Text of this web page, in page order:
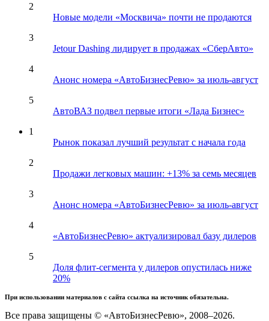
2
Новые модели «Москвича» почти не продаются
3
Jetour Dashing лидирует в продажах «СберАвто»
4
Анонс номера «АвтоБизнесРевю» за июль-август
5
АвтоВАЗ подвел первые итоги «Лада Бизнес»
1
Рынок показал лучший результат с начала года
2
Продажи легковых машин: +13% за семь месяцев
3
Анонс номера «АвтоБизнесРевю» за июль-август
4
«АвтоБизнесРевю» актуализировал базу дилеров
5
Доля флит-сегмента у дилеров опустилась ниже
20%
При использовании материалов с сайта ссылка на источник обязательна.
Все права защищены © «АвтоБизнесРевю», 2008–2026.